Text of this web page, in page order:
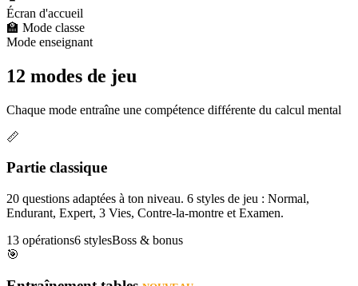
Écran d'accueil
🏫 Mode classe
Mode enseignant
12 modes de jeu
Chaque mode entraîne une compétence différente du calcul mental
📏
Partie classique
20 questions adaptées à ton niveau. 6 styles de jeu : Normal,
Endurant, Expert, 3 Vies, Contre-la-montre et Examen.
13 opérations6 stylesBoss & bonus
🎯